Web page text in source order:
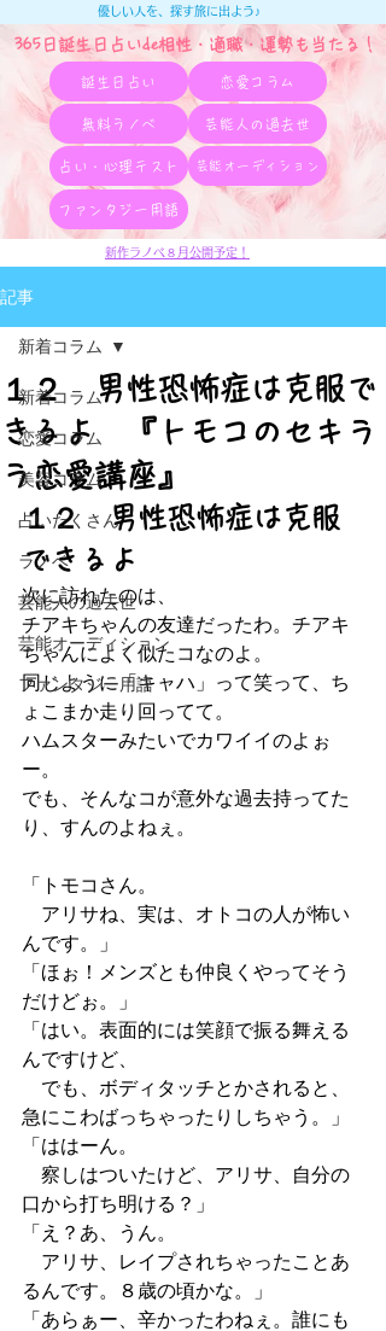
365日誕生日占いde相性・適職・​運勢も当たる！
優しい人を、探す旅に出よう♪
誕生日占い 恋愛コラム
無料ラノベ 芸能人の過去世
占い・心理テスト 芸能オーディション
ファンタジー用語
新作ラノベ８月公開予定！
記事
新着コラム
恋愛コラム
美容コラム
占いたくさん
ラノベ
芸能人の過去世
芸能オーディション
ファンタジー用語
新着コラム
１２ 男性恐怖症は克服で
きるよ 『トモコのセキラ
ラ恋愛講座』
１２　男性恐怖症は克服
できるよ
次に訪れたのは、
チアキちゃんの友達だったわ。チアキ
ちゃんによく似たコなのよ。
同じように「キャハ」って笑って、ち
ょこまか走り回ってて。
ハムスターみたいでカワイイのよぉ
ー。
でも、そんなコが意外な過去持ってた
り、すんのよねぇ。
「トモコさん。
アリサね、実は、オトコの人が怖い
んです。」
「ほぉ！メンズとも仲良くやってそう
だけどぉ。」
「はい。表面的には笑顔で振る舞える
んですけど、
でも、ボディタッチとかされると、
急にこわばっちゃったりしちゃう。」
「ははーん。
察しはついたけど、アリサ、自分の
口から打ち明ける？」
「え？あ、うん。
アリサ、レイプされちゃったことあ
るんです。８歳の頃かな。」
「あらぁー、辛かったわねぇ。誰にも